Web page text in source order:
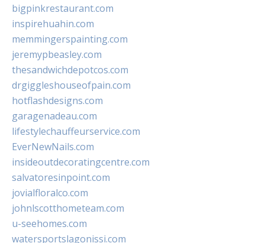
bigpinkrestaurant.com
inspirehuahin.com
memmingerspainting.com
jeremypbeasley.com
thesandwichdepotcos.com
drgiggleshouseofpain.com
hotflashdesigns.com
garagenadeau.com
lifestylechauffeurservice.com
EverNewNails.com
insideoutdecoratingcentre.com
salvatoresinpoint.com
jovialfloralco.com
johnlscotthometeam.com
u-seehomes.com
watersportslagonissi.com